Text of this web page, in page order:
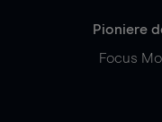
Pioniere
Focus